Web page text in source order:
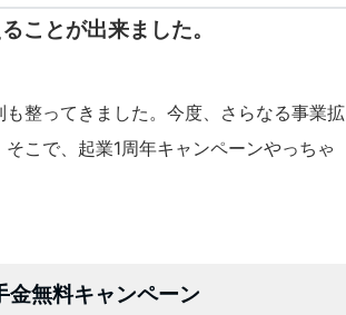
ことが出来ました。
整ってきました。今度、さらなる事業拡
こで、起業1周年キャンペーンやっちゃ
金無料キャンペーン